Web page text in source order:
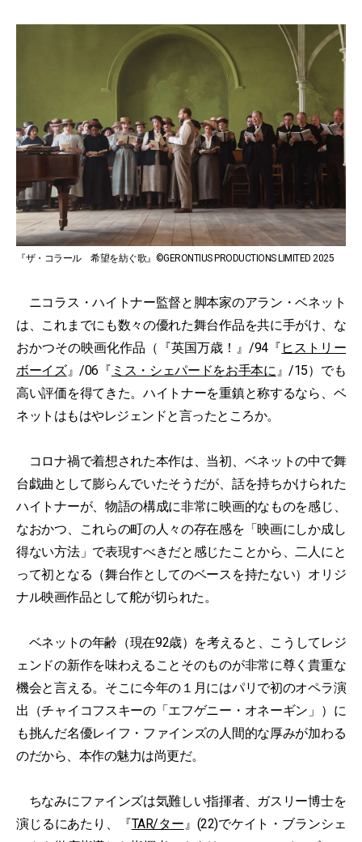
『ザ・コラール 希望を紡ぐ歌』©GERONTIUS PRODUCTIONS LIMITED 2025
ニコラス・ハイトナー監督と脚本家のアラン・ベネット
は、これまでにも数々の優れた舞台作品を共に手がけ、な
おかつその映画化作品（『英国万歳！』/94『 ヒストリー
ボーイズ』/06『 ミス・シェパードをお手本に 』/15）でも
高い評価を得てきた。ハイトナーを重鎮と称するなら、ベ
ネットはもはやレジェンドと言ったところか。
コロナ禍で着想された本作は、当初、ベネットの中で舞
台戯曲として膨らんでいたそうだが、話を持ちかけられた
ハイトナーが、物語の構成に非常に映画的なものを感じ、
なおかつ、これらの町の人々の存在感を「映画にしか成し
得ない方法」で表現すべきだと感じたことから、二人にと
って初となる（舞台作としてのベースを持たない）オリジ
ナル映画作品として舵が切られた。
ベネットの年齢（現在92歳）を考えると、こうしてレジ
ェンドの新作を味わえることそのものが非常に尊く貴重な
機会と言える。そこに今年の１月にはパリで初のオペラ演
出（チャイコフスキーの「エフゲニー・オネーギン」）に
も挑んだ名優レイフ・ファインズの人間的な厚みが加わる
のだから、本作の魅力は尚更だ。
ちなみにファインズは気難しい指揮者、ガスリー博士を
演じるにあたり、『TAR/ター 』(22)でケイト・ブランシェ